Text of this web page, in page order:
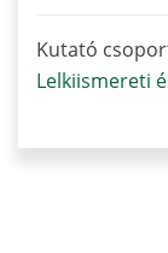
Kutató
Lelkiismereti